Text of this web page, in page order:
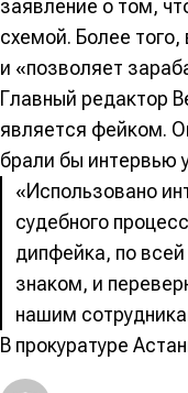
заявление о том,
схемой. Более
и «позволяет
Главный редактор
является фейком.
брали бы интервью
«Использовано
судебного
дипфейка, по
знаком, и
нашим
В прокуратуре